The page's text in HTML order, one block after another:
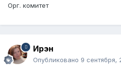
Орг. комитет
Ирэн
Опубликовано 9 сентября,